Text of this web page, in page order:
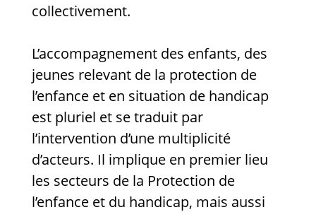
collectivement.
L’accompagnement des enfants, des
jeunes relevant de la protection de
l’enfance et en situation de handicap
est pluriel et se traduit par
l’intervention d’une multiplicité
d’acteurs. Il implique en premier lieu
les secteurs de la Protection de
l’enfance et du handicap, mais aussi